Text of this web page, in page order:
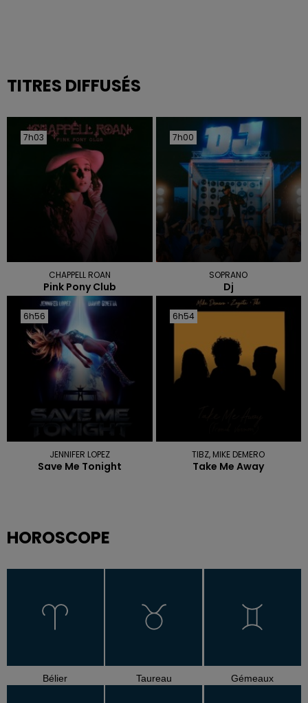
TITRES DIFFUSÉS
7h03
7h03
CHAPPELL ROAN
Pink Pony Club
7h00
7h00
SOPRANO
Dj
6h56
6h56
JENNIFER LOPEZ
Save Me Tonight
6h54
6h54
TIBZ, MIKE DEMERO
Take Me Away
HOROSCOPE
Bélier Taureau Gémeaux